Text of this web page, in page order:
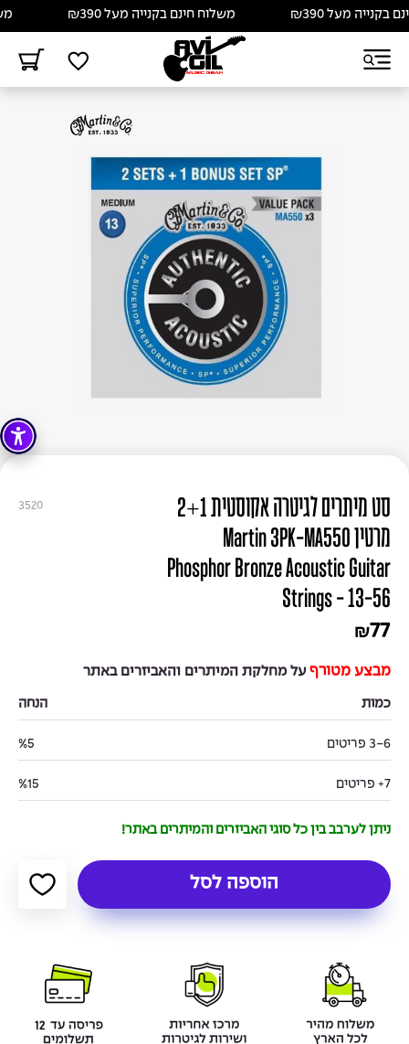
מעל ₪390 משלוח חינם בקנייה מעל ₪390
3520
סט מיתרים לגיטרה אקוסטית 2+1
מרטין Martin 3PK-MA550
Phosphor Bronze Acoustic Guitar
Strings - 13-56
₪77
מבצע מטורף על מחלקת המיתרים והאביזרים באתר
כמות הנחה
3-6 פריטים %5
7+ פריטים %15
ניתן לערבב בין כל סוגי האביזרים והמיתרים באתר!
הוספה לסל